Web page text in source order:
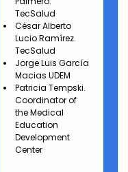
TecSalud
César Alberto
Lucio Ramírez.
TecSalud
Jorge Luis García
Macias UDEM
Patricia Tempski.
Coordinator of
the Medical
Education
Development
Center